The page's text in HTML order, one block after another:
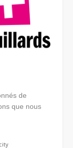
de
que nous